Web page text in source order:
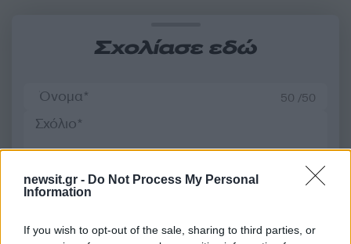
newsit.gr - Do Not Process My Personal
Information
If you wish to opt-out of the sale, sharing to third parties, or
Σχολίασε εδώ
50 /50